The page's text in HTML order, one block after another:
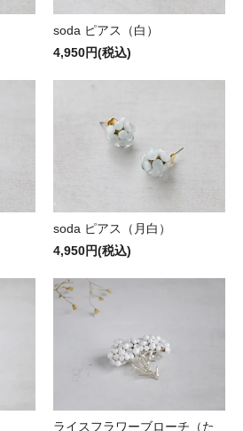
soda ピアス（白）
4,950円(税込)
soda ピアス（月白）
4,950円(税込)
ライスフラワーブローチ（た